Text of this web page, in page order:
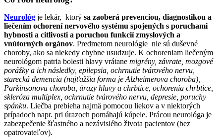
Neurológ je lekár, ktorý sa zaoberá prevenciou, diagnostikou a
liečením ochorení nervového systému spojených s poruchami
hybnosti a citlivosti a poruchou funkcií zmyslových a
vnútorných orgánov. Predmetom neurológie nie sú duševné
choroby, ako sa niekedy chybne usudzuje. K ochoreniam liečeným
neurológom patria bolesti hlavy vrátane migrény, závrate, mozgové
porážky a ich následky, epilepsia, ochrnutie tvárového nervu,
starecká demencia (najťažšia forma je Alzheimerova choroba),
Parkinsonova choroba, úrazy hlavy a chrbtice, ochorenia chrbtice,
skleróza multiplex, ochrnutie tvárového nervu, depresie, poruchy
spánku. Liečba prebieha najmä pomocou liekov a v niektorých
prípadoch napr. pri úrazoch pomáhajú kúpele. Prácou neurológa je
zabezpečenie šťastného a nezávislého života pacientov (bez
opatrovateľov).